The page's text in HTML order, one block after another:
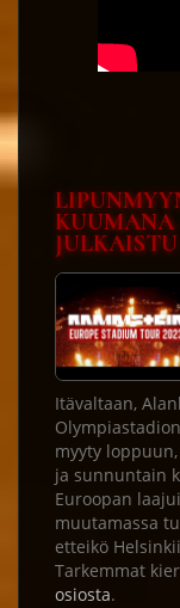
KUUMANA
JULKAISTU
Itävaltaan,
myyty
ja sunnuntain
Euroopan
muutamassa
etteikö
Tarkemmat
osiosta.